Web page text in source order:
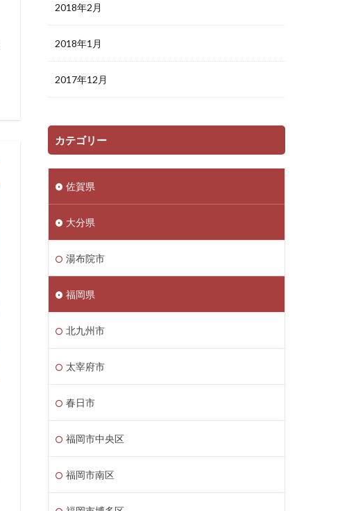
2018年2月
2018年1月
2017年12月
カテゴリー
佐賀県
大分県
湯布院市
福岡県
北九州市
太宰府市
春日市
福岡市中央区
福岡市南区